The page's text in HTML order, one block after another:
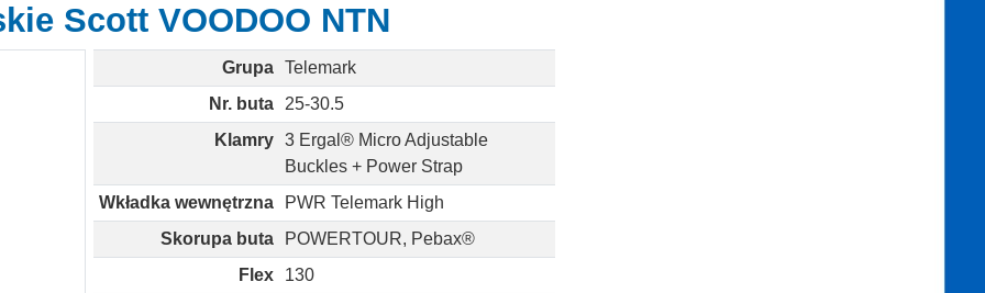
Scott VOODOO NTN
Grupa Telemark
Nr. buta
25-30.5
Klamry 3 Ergal® Micro Adjustable
Buckles + Power Strap
Wkładka wewnętrzna
PWR Telemark High
Skorupa buta
POWERTOUR, Pebax®
Flex
130